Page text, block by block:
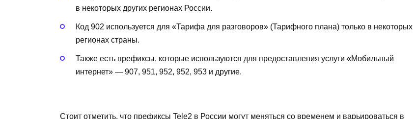
в некоторых других регионах России.
Код 902 используется для «Тарифа для разговоров» (Тарифного плана) только в некоторых
регионах страны.
Также есть префиксы, которые используются для предоставления услуги «Мобильный
интернет» — 907, 951, 952, 952, 953 и другие.
Стоит отметить, что префиксы Tele2 в России могут меняться со временем и варьироваться в